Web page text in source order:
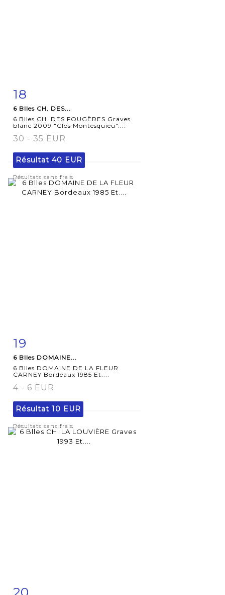
18
6 Blles CH. DES...
6 Blles CH. DES FOUGÈRES Graves
blanc 2009 "Clos Montesquieu"....
30 - 35 EUR
Résultat 40 EUR
Résultats sans frais
19
6 Blles DOMAINE...
6 Blles DOMAINE DE LA FLEUR
CARNEY Bordeaux 1985 Et....
4 - 6 EUR
Résultat 10 EUR
Résultats sans frais
20